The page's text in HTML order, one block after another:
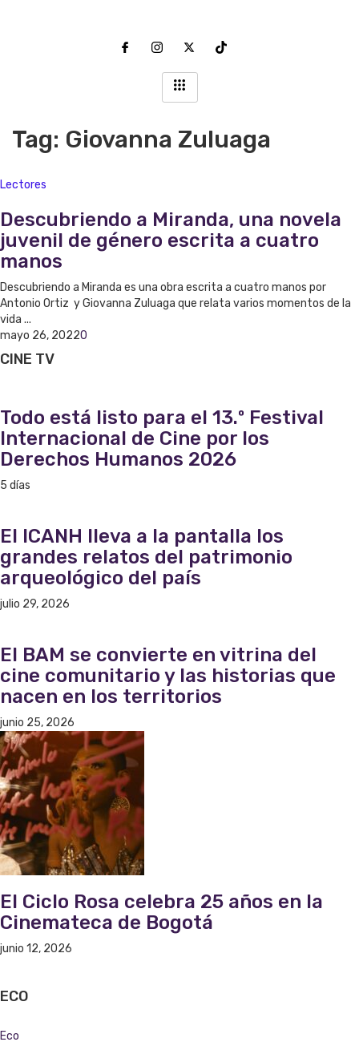
Tag: Giovanna Zuluaga
Lectores
Descubriendo a Miranda, una novela
juvenil de género escrita a cuatro
manos
Descubriendo a Miranda es una obra escrita a cuatro manos por
Antonio Ortiz y Giovanna Zuluaga que relata varios momentos de la
vida ...
mayo 26, 20220
CINE TV
Todo está listo para el 13.º Festival
Internacional de Cine por los
Derechos Humanos 2026
5 días
El ICANH lleva a la pantalla los
grandes relatos del patrimonio
arqueológico del país
julio 29, 2026
El BAM se convierte en vitrina del
cine comunitario y las historias que
nacen en los territorios
junio 25, 2026
El Ciclo Rosa celebra 25 años en la
Cinemateca de Bogotá
junio 12, 2026
ECO
Eco